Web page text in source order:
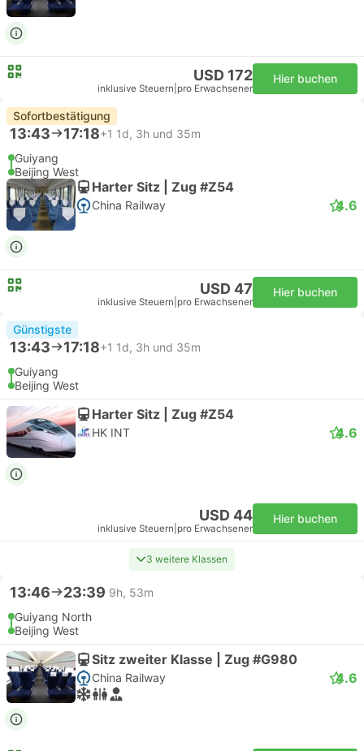
USD 172
inklusive Steuern pro Erwachsener
Hier buchen
Sofortbestätigung
13:43 17:18+1 1d, 3h und 35m
Guiyang
Beijing West
Harter Sitz | Zug #Z54
China Railway 4.6
USD 47
inklusive Steuern pro Erwachsener
Hier buchen
Günstigste
13:43 17:18+1 1d, 3h und 35m
Guiyang
Beijing West
Harter Sitz | Zug #Z54
HK INT 4.6
USD 44
inklusive Steuern pro Erwachsener
Hier buchen
3 weitere Klassen
13:46 23:39 9h, 53m
Guiyang North
Beijing West
Sitz zweiter Klasse | Zug #G980
China Railway 4.6